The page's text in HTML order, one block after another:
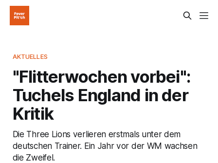
AKTUELLES
"Flitterwochen vorbei":
Tuchels England in der
Kritik
Die Three Lions verlieren erstmals unter dem
deutschen Trainer. Ein Jahr vor der WM wachsen
die Zweifel.